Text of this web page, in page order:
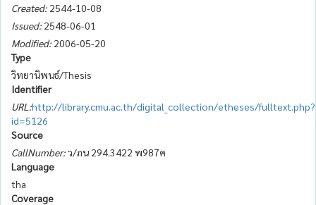
Created: 2544-10-08
Issued: 2548-06-01
Modified: 2006-05-20
Type
วิทยานิพนธ์/Thesis
Identifier
URL:http://library.cmu.ac.th/digital_collection/etheses/fulltext.php?
id=5126
Source
CallNumber:ว/ภน 294.3422 พ987ค
Language
tha
Coverage